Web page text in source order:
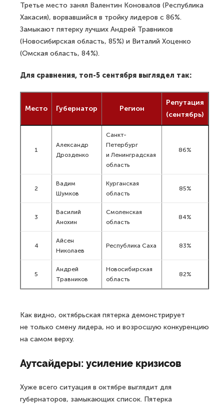
Третье место занял Валентин Коновалов (Республика
Хакасия), ворвавшийся в тройку лидеров с 86%.
Замыкают пятерку лучших Андрей Травников
(Новосибирская область, 85%) и Виталий Хоценко
(Омская область, 84%).
Для сравнения, топ-5 сентября выглядел так:
Место Губернатор Регион
Репутация
(сентябрь)
1
Александр
Дрозденко
Санкт-
Петербург
и Ленинградская
область
86%
2
Вадим
Шумков
Курганская
область
85%
3
Василий
Анохин
Смоленская
область
84%
4
Айсен
Николаев
Республика Саха 83%
5
Андрей
Травников
Новосибирская
область
82%
Как видно, октябрьская пятерка демонстрирует
не только смену лидера, но и возросшую конкуренцию
на самом верху.
Аутсайдеры: усиление кризисов
Хуже всего ситуация в октябре выглядит для
губернаторов, замыкающих список. Пятерка